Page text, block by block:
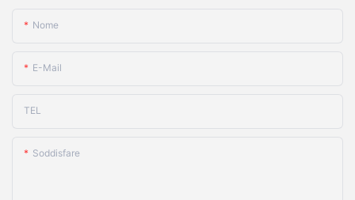
Nome
E-Mail
TEL
Soddisfare